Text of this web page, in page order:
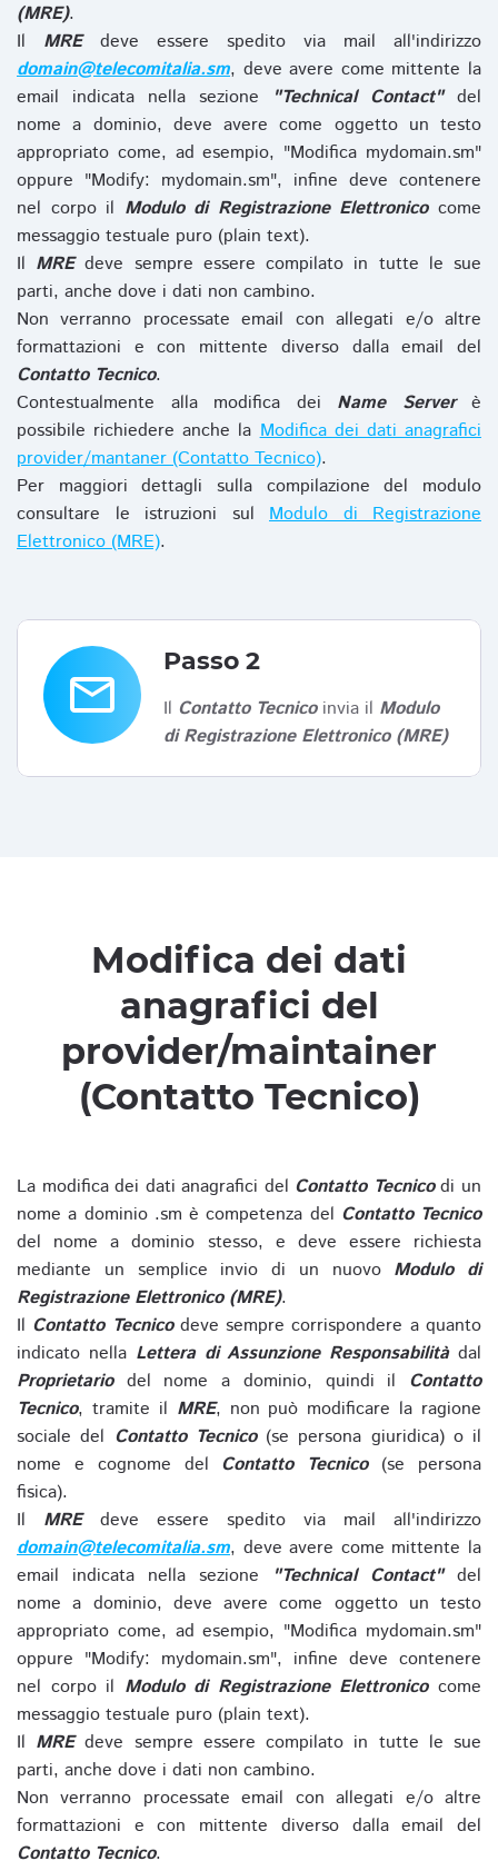
(MRE).
Il MREdeve essere spedito via mail all'indirizzo
domain@telecomitalia.sm, deve avere come mittente la
email indicata nella sezione
"Technical Contact"del
nome a dominio, deve avere come oggetto un testo
appropriato come, ad esempio, "Modifica mydomain.sm"
oppure "Modify: mydomain.sm", infine deve contenere
nel corpo il Modulo di Registrazione Elettronicocome
messaggio testuale puro (plain text).
Il MREdeve sempre essere compilato in tutte le sue
parti, anche dove i dati non cambino.
Non verranno processate email con allegati e/o altre
formattazioni e con mittente diverso dalla email del
Contatto Tecnico.
Contestualmente alla modifica dei Name Serverè
possibile richiedere anche laModifica dei dati anagrafici
provider/mantaner (Contatto Tecnico).
Per maggiori dettagli sulla compilazione del modulo
consultare le istruzioni sul Modulo di Registrazione
Elettronico (MRE).
email
Passo 2
Il Contatto Tecnicoinvia il Modulo
di Registrazione Elettronico (MRE)
Modifica dei dati
anagrafici del
provider/maintainer
(Contatto Tecnico)
La modifica dei dati anagrafici del Contatto Tecnicodi un
nome a dominio .sm è competenza del Contatto Tecnico
del nome a dominio stesso, e deve essere richiesta
mediante un semplice invio di un nuovo Modulo di
Registrazione Elettronico (MRE).
Il Contatto Tecnicodeve sempre corrispondere a quanto
indicato nella Lettera di Assunzione Responsabilitàdal
Proprietariodel nome a dominio, quindi il Contatto
Tecnico, tramite il MRE, non può modificare la ragione
sociale del Contatto Tecnico(se persona giuridica) o il
nome e cognome del Contatto Tecnico(se persona
fisica).
Il MREdeve essere spedito via mail all'indirizzo
domain@telecomitalia.sm, deve avere come mittente la
email indicata nella sezione
"Technical Contact"del
nome a dominio, deve avere come oggetto un testo
appropriato come, ad esempio, "Modifica mydomain.sm"
oppure "Modify: mydomain.sm", infine deve contenere
nel corpo il Modulo di Registrazione Elettronicocome
messaggio testuale puro (plain text).
Il MREdeve sempre essere compilato in tutte le sue
parti, anche dove i dati non cambino.
Non verranno processate email con allegati e/o altre
formattazioni e con mittente diverso dalla email del
Contatto Tecnico.